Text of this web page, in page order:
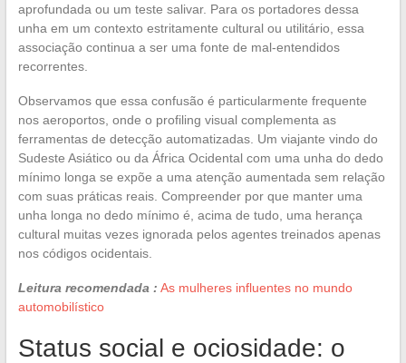
aprofundada ou um teste salivar. Para os portadores dessa
unha em um contexto estritamente cultural ou utilitário, essa
associação continua a ser uma fonte de mal-entendidos
recorrentes.
Observamos que essa confusão é particularmente frequente
nos aeroportos, onde o profiling visual complementa as
ferramentas de detecção automatizadas. Um viajante vindo do
Sudeste Asiático ou da África Ocidental com uma unha do dedo
mínimo longa se expõe a uma atenção aumentada sem relação
com suas práticas reais. Compreender por que manter uma
unha longa no dedo mínimo é, acima de tudo, uma herança
cultural muitas vezes ignorada pelos agentes treinados apenas
nos códigos ocidentais.
Leitura recomendada : As mulheres influentes no mundo
automobilístico
Status social e ociosidade: o